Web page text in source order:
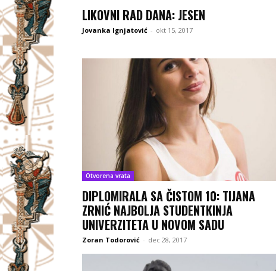
LIKOVNI RAD DANA: JESEN
Jovanka Ignjatović - okt 15, 2017
Otvorena vrata
DIPLOMIRALA SA ČISTOM 10: TIJANA
ZRNIĆ NAJBOLJA STUDENTKINJA
UNIVERZITETA U NOVOM SADU
Zoran Todorović - dec 28, 2017